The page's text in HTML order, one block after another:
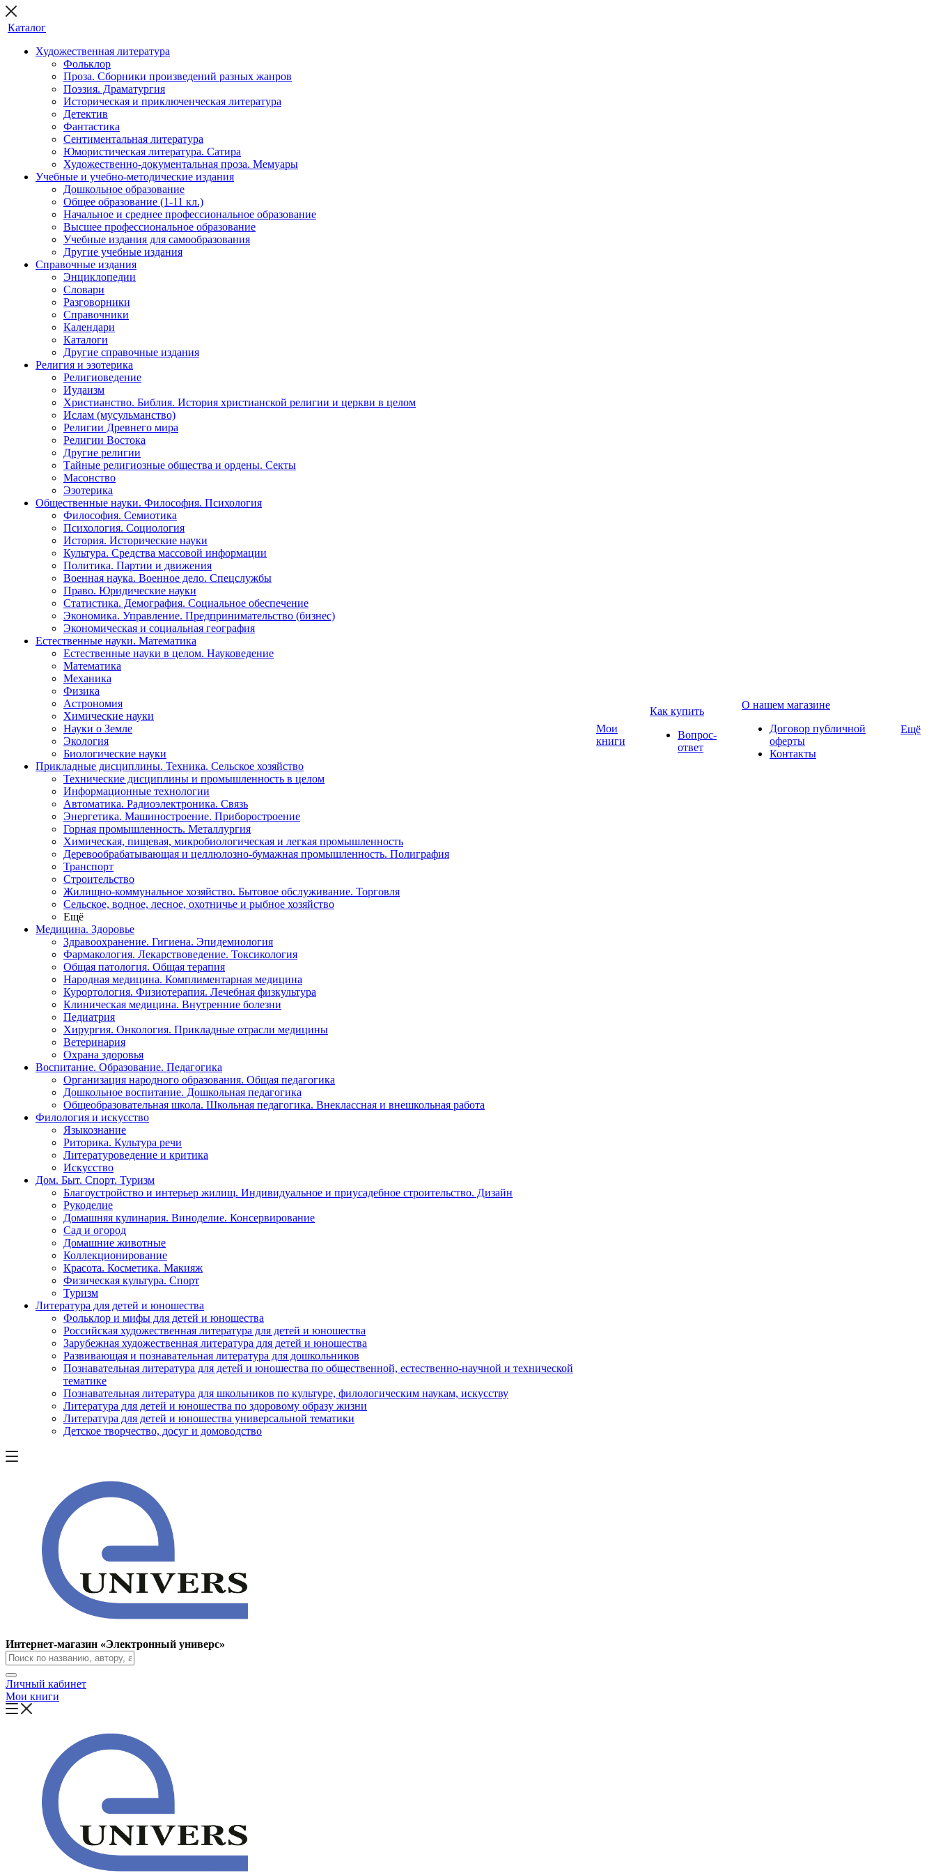
Каталог
Художественная литература
Фольклор
Проза. Сборники произведений разных жанров
Поэзия. Драматургия
Историческая и приключенческая литература
Детектив
Фантастика
Сентиментальная литература
Юмористическая литература. Сатира
Художественно-документальная проза. Мемуары
Учебные и учебно-методические издания
Дошкольное образование
Общее образование (1-11 кл.)
Начальное и среднее профессиональное образование
Высшее профессиональное образование
Учебные издания для самообразования
Другие учебные издания
Справочные издания
Энциклопедии
Словари
Разговорники
Справочники
Календари
Каталоги
Другие справочные издания
Религия и эзотерика
Религиоведение
Иудаизм
Христианство. Библия. История христианской религии и церкви в целом
Ислам (мусульманство)
Религии Древнего мира
Религии Востока
Другие религии
Тайные религиозные общества и ордены. Секты
Масонство
Эзотерика
Общественные науки. Философия. Психология
Философия. Семиотика
Психология. Социология
История. Исторические науки
Культура. Средства массовой информации
Политика. Партии и движения
Военная наука. Военное дело. Спецслужбы
Право. Юридические науки
Статистика. Демография. Социальное обеспечение
Экономика. Управление. Предпринимательство (бизнес)
Экономическая и социальная география
Естественные науки. Математика
Естественные науки в целом. Науковедение
Математика
Механика
Физика
Астрономия
Химические науки
Науки о Земле
Экология
Биологические науки
Прикладные дисциплины. Техника. Сельское хозяйство
Технические дисциплины и промышленность в целом
Информационные технологии
Автоматика. Радиоэлектроника. Связь
Энергетика. Машиностроение. Приборостроение
Горная промышленность. Металлургия
Химическая, пищевая, микробиологическая и легкая промышленность
Деревообрабатывающая и целлюлозно-бумажная промышленность. Полиграфия
Транспорт
Строительство
Жилищно-коммунальное хозяйство. Бытовое обслуживание. Торговля
Сельское, водное, лесное, охотничье и рыбное хозяйство
Ещё
Медицина. Здоровье
Здравоохранение. Гигиена. Эпидемиология
Фармакология. Лекарствоведение. Токсикология
Общая патология. Общая терапия
Народная медицина. Комплиментарная медицина
Курортология. Физиотерапия. Лечебная физкультура
Клиническая медицина. Внутренние болезни
Педиатрия
Хирургия. Онкология. Прикладные отрасли медицины
Ветеринария
Охрана здоровья
Воспитание. Образование. Педагогика
Организация народного образования. Общая педагогика
Дошкольное воспитание. Дошкольная педагогика
Общеобразовательная школа. Школьная педагогика. Внеклассная и внешкольная работа
Филология и искусство
Языкознание
Риторика. Культура речи
Литературоведение и критика
Искусство
Дом. Быт. Спорт. Туризм
Благоустройство и интерьер жилищ. Индивидуальное и приусадебное строительство. Дизайн
Рукоделие
Домашняя кулинария. Виноделие. Консервирование
Сад и огород
Домашние животные
Коллекционирование
Красота. Косметика. Макияж
Физическая культура. Спорт
Туризм
Литература для детей и юношества
Фольклор и мифы для детей и юношества
Российская художественная литература для детей и юношества
Зарубежная художественная литература для детей и юношества
Развивающая и познавательная литература для дошкольников
Познавательная литература для детей и юношества по общественной, естественно-научной и технической
тематике
Познавательная литература для школьников по культуре, филологическим наукам, искусству
Литература для детей и юношества по здоровому образу жизни
Литература для детей и юношества универсальной тематики
Детское творчество, досуг и домоводство
Мои
книги
Как купить
Вопрос-
ответ
О нашем магазине
Договор публичной
оферты
Контакты
Ещё
Интернет-магазин «Электронный универс»
Личный кабинет
Мои книги